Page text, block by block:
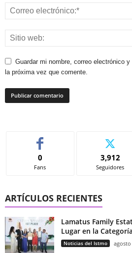
Guardar mi nombre, correo electrónico
la próxima vez que comente.
0
Fans
3,912
Seguidores
ARTÍCULOS RECIENTES
Lamatus Family
Lugar en la
Noticias del Istmo agosto